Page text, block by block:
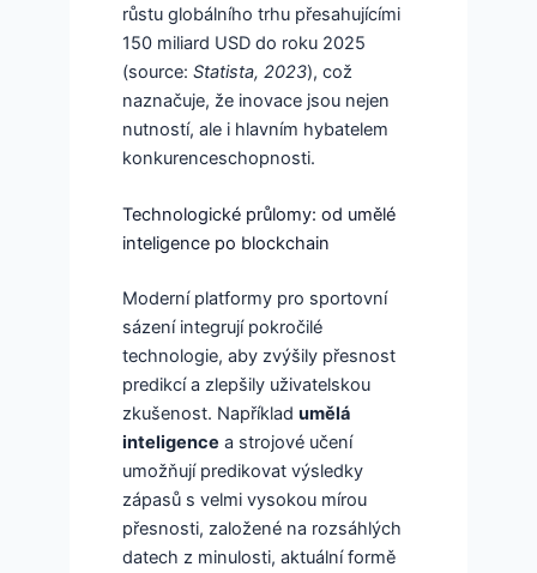
růstu globálního trhu přesahujícími
150 miliard USD do roku 2025
(source:Statista, 2023), což
naznačuje, že inovace jsou nejen
nutností, ale i hlavním hybatelem
konkurenceschopnosti.
Technologické průlomy: od umělé
inteligence po blockchain
Moderní platformy pro sportovní
sázení integrují pokročilé
technologie, aby zvýšily přesnost
predikcí a zlepšily uživatelskou
zkušenost. Napříkladumělá
inteligence a strojové učení
umožňují predikovat výsledky
zápasů s velmi vysokou mírou
přesnosti, založené na rozsáhlých
datech z minulosti, aktuální formě